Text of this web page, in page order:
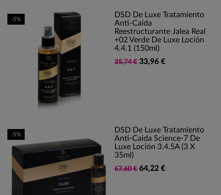
DSD De Luxe Tratamiento
Anti-Caída
Reestructurante Jalea Real
+02 Verde De Luxe Loción
4.4.1 (150ml)
35,74 € 33,96 €
-5%
DSD De Luxe Tratamiento
Anti-Caída Science-7 De
Luxe Loción 3.4.5A (3 X
35ml)
67,60 € 64,22 €
-5%